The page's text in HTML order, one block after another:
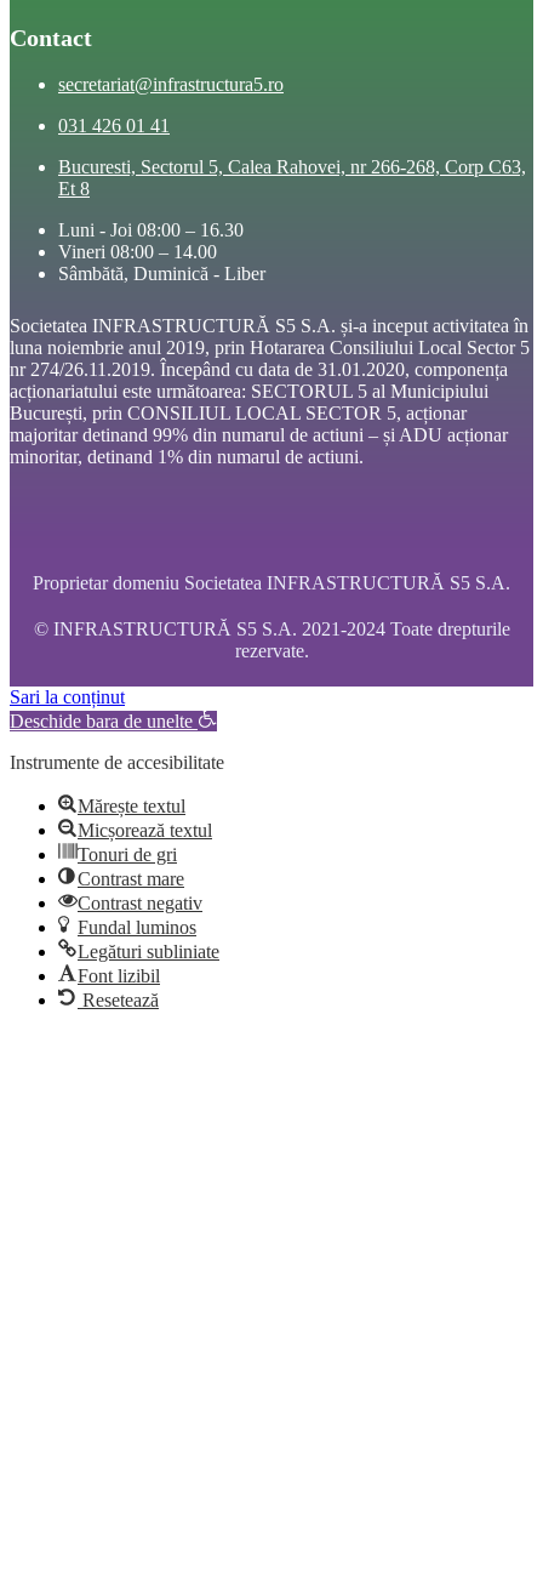
Contact
secretariat@infrastructura5.ro
031 426 01 41
Bucuresti, Sectorul 5, Calea Rahovei, nr 266-268, Corp C63,
Et 8
Luni - Joi 08:00 – 16.30
Vineri 08:00 – 14.00
Sâmbătă, Duminică - Liber
Societatea INFRASTRUCTURĂ S5 S.A. și-a inceput activitatea în
luna noiembrie anul 2019, prin Hotararea Consiliului Local Sector 5
nr 274/26.11.2019. Începând cu data de 31.01.2020, componența
acționariatului este următoarea: SECTORUL 5 al Municipiului
București, prin CONSILIUL LOCAL SECTOR 5, acționar
majoritar detinand 99% din numarul de actiuni – și ADU acționar
minoritar, detinand 1% din numarul de actiuni.
Proprietar domeniu Societatea INFRASTRUCTURĂ S5 S.A.
© INFRASTRUCTURĂ S5 S.A. 2021-2024 Toate drepturile
rezervate.
Sari la conținut
Deschide bara de unelte
Instrumente de accesibilitate
Mărește textul
Micșorează textul
Tonuri de gri
Contrast mare
Contrast negativ
Fundal luminos
Legături subliniate
Font lizibil
Resetează